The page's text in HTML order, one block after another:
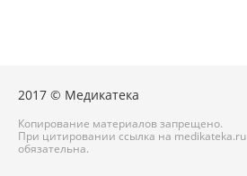
2017 © Медикатека
Копирование материалов запрещено.
При цитировании ссылка на medikateka.ru
обязательна.